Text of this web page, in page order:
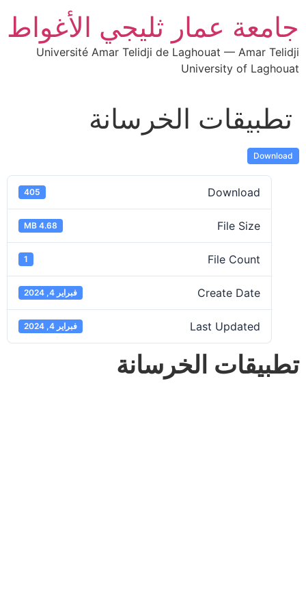
جامعة عمار ثليجي الأغواط
Université Amar Telidji de Laghouat — Amar Telidji
University of Laghouat
تطبيقات الخرسانة
Download
Download
405
File Size
4.68 MB
File Count
1
Create Date فبراير 4, 2024
Last Updated فبراير 4, 2024
تطبيقات الخرسانة